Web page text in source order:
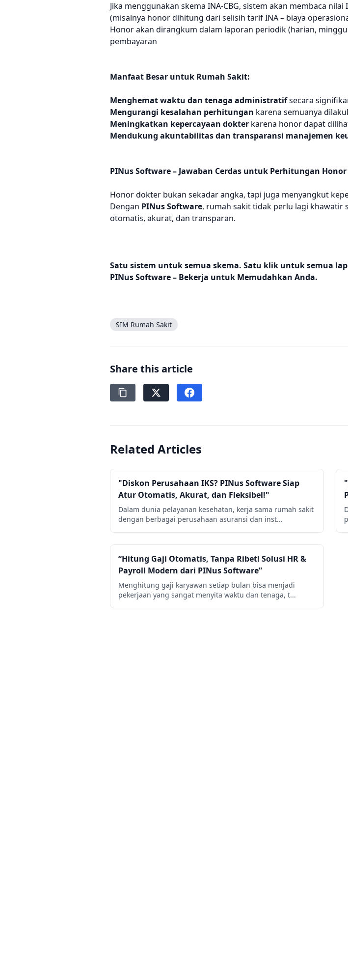
Jika menggunakan skema INA-CBG, sistem akan membaca
(misalnya honor dihitung dari selisih tarif INA – biaya
Honor akan dirangkum dalam laporan periodik (harian,
pembayaran
Manfaat Besar untuk Rumah Sakit:
Menghemat waktu dan tenaga administratifsecara
Mengurangi kesalahan perhitungan karena semuanya
Meningkatkan kepercayaan dokter karena honor dapat
Mendukung akuntabilitas dan transparansi manajemen
PINus Software – Jawaban Cerdas untuk Perhitungan
Honor dokter bukan sekadar angka, tapi juga menyangkut
Dengan PINus Software, rumah sakit tidak perlu lagi khawatir
otomatis, akurat, dan transparan.
Satu sistem untuk semua skema. Satu klik untuk semua
PINus Software – Bekerja untuk Memudahkan Anda.
SIM Rumah Sakit
Share this article
Related Articles
"Diskon Perusahaan IKS? PINus Software Siap
Atur Otomatis, Akurat, dan Fleksibel!"
Dalam dunia pelayanan kesehatan, kerja sama rumah sakit
dengan berbagai perusahaan asuransi dan inst...
“Hitung Gaji Otomatis, Tanpa Ribet! Solusi HR &
Payroll Modern dari PINus Software”
Menghitung gaji karyawan setiap bulan bisa menjadi
pekerjaan yang sangat menyita waktu dan tenaga, t...